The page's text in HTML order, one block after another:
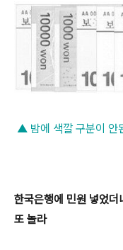
▲ 밤에 색깔 구분이 안
한국은행에 민원 넣었더
또 놀라